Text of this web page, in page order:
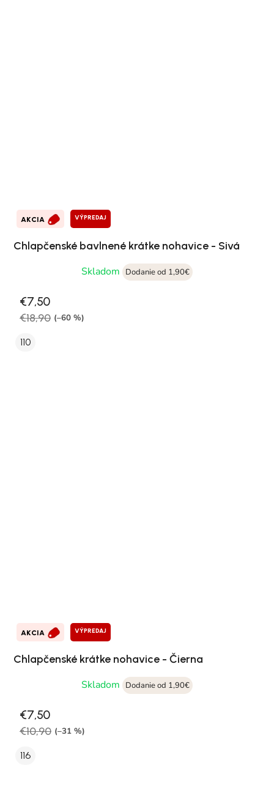
AKCIA VÝPREDAJ
Chlapčenské bavlnené krátke nohavice - Sivá
Skladom
Dodanie od 1,90€
€7,50
€18,90 (–60 %)
110
AKCIA VÝPREDAJ
Chlapčenské krátke nohavice - Čierna
Skladom
Dodanie od 1,90€
€7,50
€10,90 (–31 %)
116